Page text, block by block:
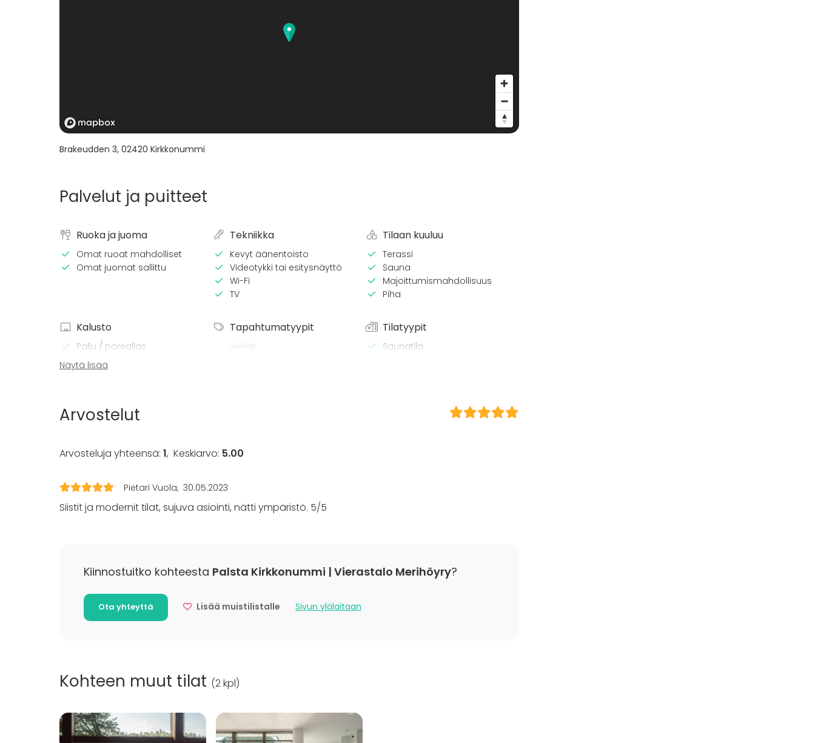
Brakeudden 3, 02420 Kirkkonummi
Palvelut ja puitteet
Ruoka ja juoma
Omat ruoat mahdolliset
Omat juomat sallittu
Tekniikka
Kevyt äänentoisto
Videotykki tai esitysnäyttö
Wi-Fi
TV
Tilaan kuuluu
Terassi
Sauna
Majoittumismahdollisuus
Piha
Kalusto
Palju / poreallas
Keittiö asiakkaan käytössä
Pyyhkeet
Tapahtumatyypit
Juhlat
Virkistystilaisuus
Tilatyypit
Saunatila
Veneily
Lisätietoa palveluista ja puitteista
Pihalla on leikkipaikka, minigolf, nurmikkoaluetta sekä hiekkaranta. Vierailla on mahdollisuus
käyttää soutuveneitä ja minigolfkenttää.
Näytä lisää
Arvostelut
Arvosteluja yhteensä: 1, Keskiarvo: 5.00
Pietari Vuola 30.05.2023
Siistit ja modernit tilat, sujuva asiointi, nätti ympäristö. 5/5
Kiinnostuitko kohteesta Palsta Kirkkonummi | Vierastalo Merihöyry?
Ota yhteyttä Lisää muistilistalle Sivun ylälaitaan
Kohteen muut tilat (2 kpl)